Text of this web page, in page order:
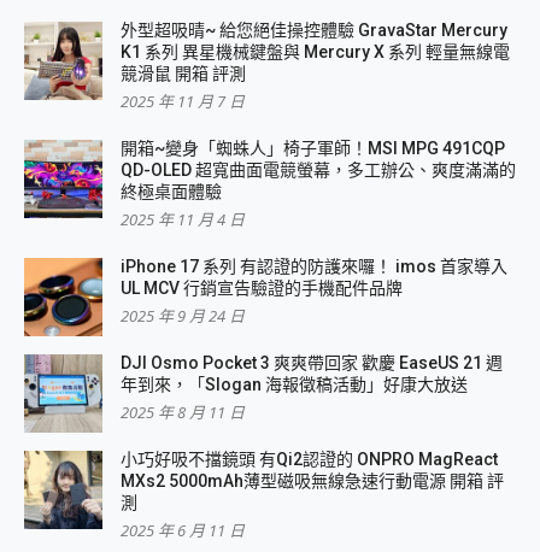
外型超吸晴~ 給您絕佳操控體驗 GravaStar Mercury
K1 系列 異星機械鍵盤與 Mercury X 系列 輕量無線電
競滑鼠 開箱 評測
2025 年 11 月 7 日
開箱~變身「蜘蛛人」椅子軍師！MSI MPG 491CQP
QD-OLED 超寬曲面電競螢幕，多工辦公、爽度滿滿的
終極桌面體驗
2025 年 11 月 4 日
iPhone 17 系列 有認證的防護來囉！ imos 首家導入
UL MCV 行銷宣告驗證的手機配件品牌
2025 年 9 月 24 日
DJI Osmo Pocket 3 爽爽帶回家 歡慶 EaseUS 21 週
年到來，「Slogan 海報徵稿活動」好康大放送
2025 年 8 月 11 日
小巧好吸不擋鏡頭 有Qi2認證的 ONPRO MagReact
MXs2 5000mAh薄型磁吸無線急速行動電源 開箱 評
測
2025 年 6 月 11 日